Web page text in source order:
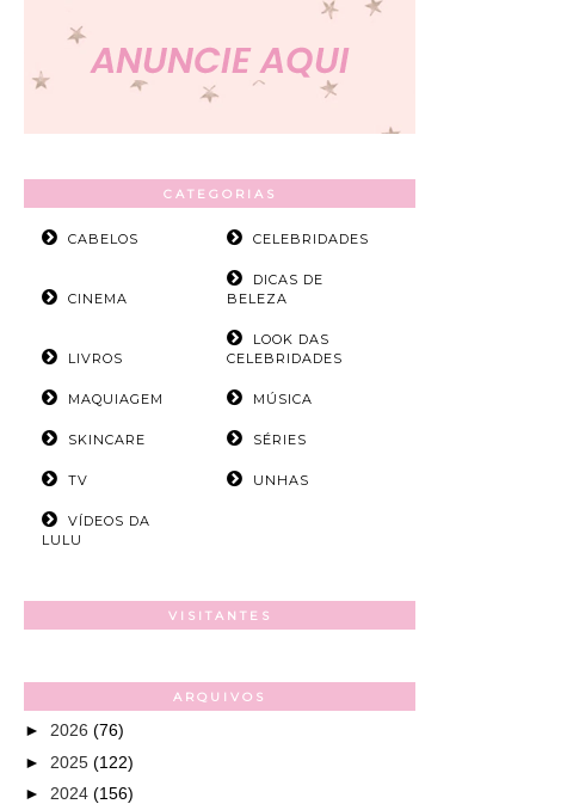
CATEGORIAS
CABELOS CELEBRIDADES
CINEMA
DICAS DE
BELEZA
LIVROS
LOOK DAS
CELEBRIDADES
MAQUIAGEM MÚSICA
SKINCARE SÉRIES
TV UNHAS
VÍDEOS DA
LULU
VISITANTES
ARQUIVOS
► 2026 (76)
► 2025 (122)
► 2024 (156)